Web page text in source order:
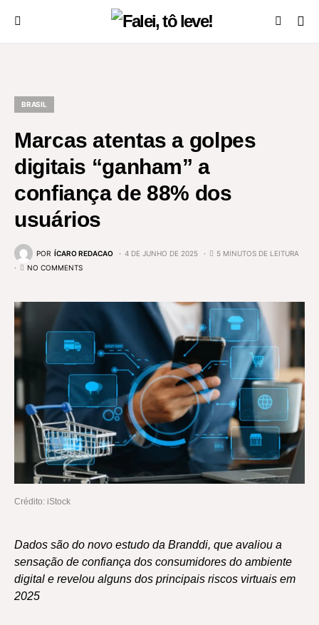
BRASIL
Marcas atentas a golpes
digitais “ganham” a
confiança de 88% dos
usuários
POR ÍCARO REDACAO 4 DE JUNHO DE 2025
5 MINUTOS DE LEITURA
NO COMMENTS
Crédito: iStock
Dados são do novo estudo da Branddi, que avaliou a
sensação de confiança dos consumidores do ambiente
digital e revelou alguns dos principais riscos virtuais em
2025